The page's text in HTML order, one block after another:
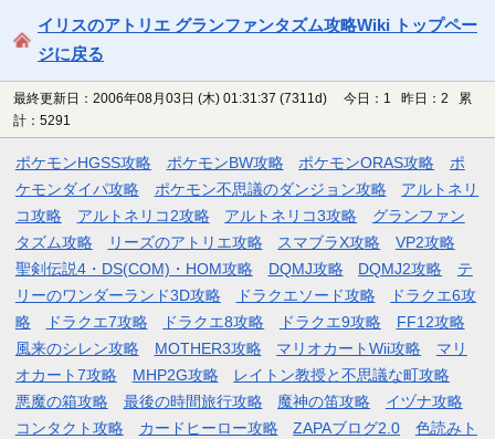
イリスのアトリエ グランファンタズム攻略Wiki トップペー
ジに戻る
最終更新日：2006年08月03日 (木) 01:31:37 (7311d)
今日：1 昨日：2 累
計：5291
ポケモンHGSS攻略 ポケモンBW攻略 ポケモンORAS攻略
ポ
ケモンダイパ攻略
ポケモン不思議のダンジョン攻略
アルトネリ
コ攻略
アルトネリコ2攻略 アルトネリコ3攻略
グランファン
タズム攻略
リーズのアトリエ攻略 スマブラX攻略
VP2攻略
聖剣伝説4・DS(COM)・HOM攻略
DQMJ攻略 DQMJ2攻略
テ
リーのワンダーランド3D攻略
ドラクエソード攻略
ドラクエ6攻
略
ドラクエ7攻略 ドラクエ8攻略 ドラクエ9攻略
FF12攻略
風来のシレン攻略
MOTHER3攻略 マリオカートWii攻略
マリ
オカート7攻略
MHP2G攻略
レイトン教授と不思議な町攻略
悪魔の箱攻略
最後の時間旅行攻略 魔神の笛攻略
イヅナ攻略
コンタクト攻略
カードヒーロー攻略 ZAPAブログ2.0 色読みト